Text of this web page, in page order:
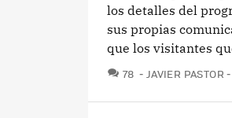
los detalles del
sus propias
que los visitantes
78 COMENTARIOS
JAVIER PASTOR